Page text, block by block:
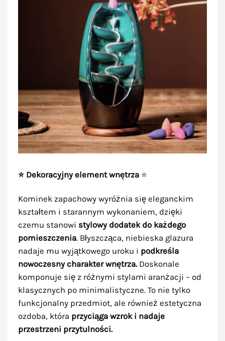
⭐ Dekoracyjny element wnętrza⭐
Kominek zapachowy wyróżnia się eleganckim
kształtem i starannym wykonaniem, dzięki
czemu stanowi stylowy dodatek do każdego
pomieszczenia. Błyszcząca, niebieska glazura
nadaje mu wyjątkowego uroku i podkreśla
nowoczesny charakter wnętrza.Doskonale
komponuje się z różnymi stylami aranżacji – od
klasycznych po minimalistyczne. To nie tylko
funkcjonalny przedmiot, ale również estetyczna
ozdoba, która przyciąga wzrok i nadaje
przestrzeni przytulności.